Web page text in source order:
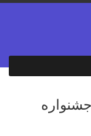
به جشنواره